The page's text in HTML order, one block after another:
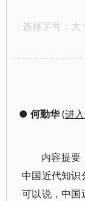
选择字号： 大
● 何勤华(进
内容提要
中国近代知识
可以说，中国